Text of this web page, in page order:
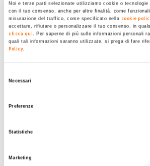
Noi e terze parti selezionate utilizziamo cookie o
con il tuo consenso, anche per altre finalità, come
misurazione del traffico, come specificato nella cookie
accettare, rifiutare o personalizzare il tuo consenso, in
clicca qui. Per saperne di più sulle informazioni personali
quali tali informazioni saranno utilizzate, si prega di fare
Policy.
Necessari
Preferenze
Statistiche
Marketing
Mer, 14/06/2023 - 00:10
Nocerino
Possibile soluzione
Probabile si debba registrare non con
Submitted by Flavio Nocerino on